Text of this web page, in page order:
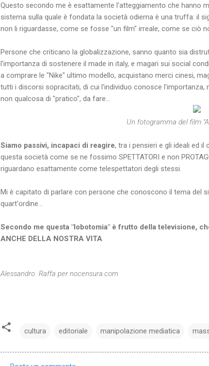
Questo secondo me è esattamente l'atteggiamento che hanno
sistema sulla quale è fondata la società odierna è una truffa: il
non li riguardasse, come se fosse "un film" irreale, come se ciò
Persone che criticano la globalizzazione, sanno quanto sia
l'importanza di sostenere il made in italy, e magari sui social
a comprare le "Nike" ultimo modello, acquistano merci cinesi,
tutti i discorsi sopracitati, di cui l'individuo conosce
non qualcosa di "pratico", da fare...
Un fotogramma del film
Siamo passivi, incapaci di reagire, tra i pensieri e gli ideali ed
questa società come se ne fossimo SPETTATORI e non
riguardano esattamente come telespettatori degli stessi.
Mi è capitato di parlare con persone che conoscono il tema del
quart'ordine...
Secondo me questa "lobotomia" è frutto della televisione,
ANCHE DELLA NOSTRA VITA
Alessandro Raffa per nocensura.com
cultura editoriale manipolazione mediatica